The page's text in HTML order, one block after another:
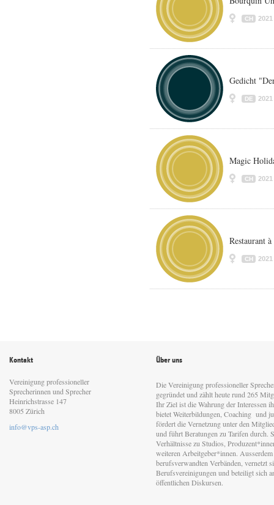
CH 2021
Gedicht
DE 2021
Magic
CH 2021
Restaurant
CH 2021
Kontakt
Vereinigung professioneller
Sprecherinnen und Sprecher
Heinrichstrasse 147
8005 Zürich
info@vps-asp.ch
Über uns
Die Vereinigung professioneller
gegründet und zählt heute rund 265
Ihr Ziel ist die Wahrung der Interessen
bietet Weiterbildungen, Coaching und
fördert die Vernetzung unter den
und führt Beratungen zu Tarifen durch.
Verhältnisse zu Studios,
weiteren Arbeitgeber*innen.
berufsverwandten Verbänden, vernetzt
Berufsvereinigungen und beteiligt sich
öffentlichen Diskursen.